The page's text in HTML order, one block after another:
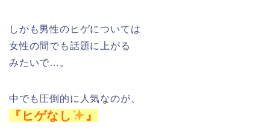
しかも男性のヒゲについては
女性の間でも話題に上がる
みたいで…。
中でも圧倒的に人気なのが、
『ヒゲなし 』